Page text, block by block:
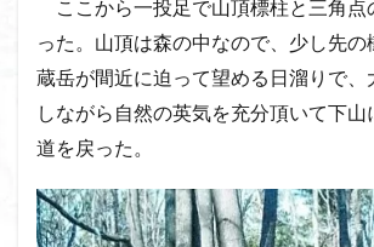
ここから一投足で山頂標柱と三角点
った。山頂は森の中なので、少し先
蔵岳が間近に迫って望める日溜りで、
しながら自然の英気を充分頂いて下山
道を戻った。